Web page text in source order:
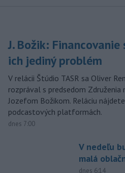
J. Božik:
ich jediný problém
V relácii Štúdio TASR sa Oliver
rozprával s predsedom
Jozefom Božikom. Reláciu
podcastových platformách.
dnes 7:00
V nedeľu
malá
dnes 6:14